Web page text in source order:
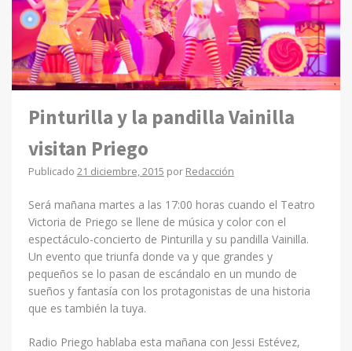
Pinturilla y la pandilla Vainilla
visitan Priego
Publicado 21 diciembre, 2015 por Redacción
Será mañana martes a las 17:00 horas cuando el Teatro
Victoria de Priego se llene de música y color con el
espectáculo-concierto de Pinturilla y su pandilla Vainilla.
Un evento que triunfa donde va y que grandes y
pequeños se lo pasan de escándalo en un mundo de
sueños y fantasía con los protagonistas de una historia
que es también la tuya.
Radio Priego hablaba esta mañana con Jessi Estévez,